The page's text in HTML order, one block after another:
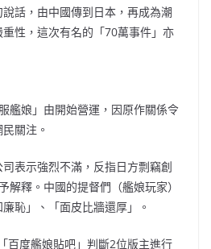
話，由中國傳到日本，再成為潮
性，這次有名的「70萬事件」亦
艦娘」由開始營運，因原作關係令
關注。
表示強烈不滿，反指日方剽竊創
釋。中國的提督們（艦娘玩家）
恥」、「面皮比牆還厚」。
百度艦娘貼吧」判斷2位版主進行